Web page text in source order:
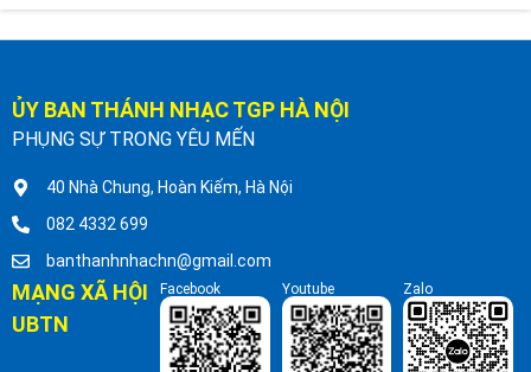
ỦY BAN THÁNH NHẠC TGP HÀ NỘI
PHỤNG SỰ TRONG YÊU MẾN
40 Nhà Chung, Hoàn Kiếm, Hà Nội
082 4332 699
banthanhnhachn@gmail.com
MẠNG XÃ HỘI
UBTN
Facebook Youtube Zalo